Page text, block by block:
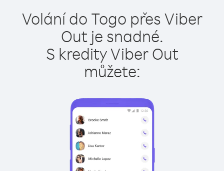
Volání do Togo přes Viber
Out je snadné.
S kredity Viber Out
můžete: